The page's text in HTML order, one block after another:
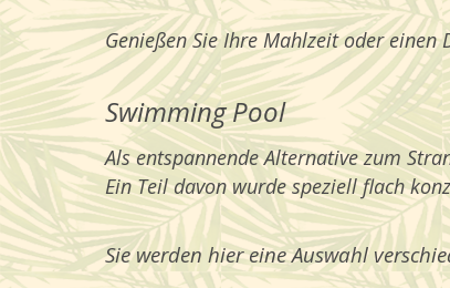
Genießen Sie Ihre Mahlzeit oder
Swimming Pool
Als entspannende Alternative zum
Ein Teil davon wurde speziell flach
Sie werden hier eine Auswahl